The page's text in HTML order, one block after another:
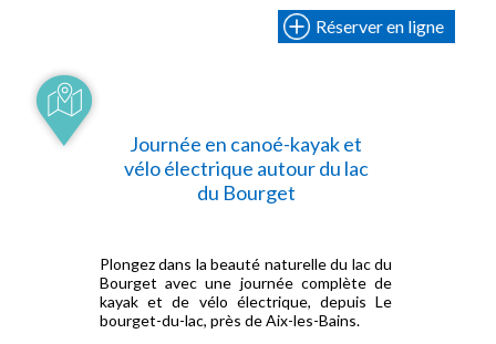
Réserver en ligne
Journée en canoé-kayak et
vélo électrique autour du lac
du Bourget
Plongez dans la beauté naturelle du lac du
Bourget avec une journée complète de
kayak et de vélo électrique, depuis Le
bourget-du-lac, près de Aix-les-Bains.